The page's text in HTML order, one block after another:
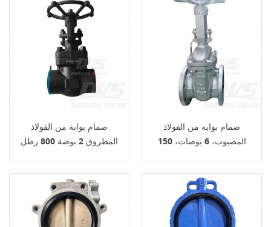
صمام بوابة من الفولاذ
المطروق 2 بوصة 800 رطل
صمام بوابة من الفولاذ
المصبوب، 6 بوصات، 150